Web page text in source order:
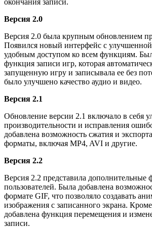
окончания записи.
Версия 2.0
Версия 2.0 была крупным обновлением
Появился новый интерфейс с
удобным доступом ко всем функциям.
функция записи игр, которая
запущенную игру и записывала ее без
было улучшено качество аудио и видео.
Версия 2.1
Обновление версии 2.1 включало в себя
производительности и исправления
добавлена возможность сжатия и
форматы, включая MP4, AVI и другие.
Версия 2.2
Версия 2.2 представила дополнительные
пользователей. Была добавлена
формате GIF, что позволяло создавать
изображения с записанного экрана.
добавлена функция перемещения и
записи.